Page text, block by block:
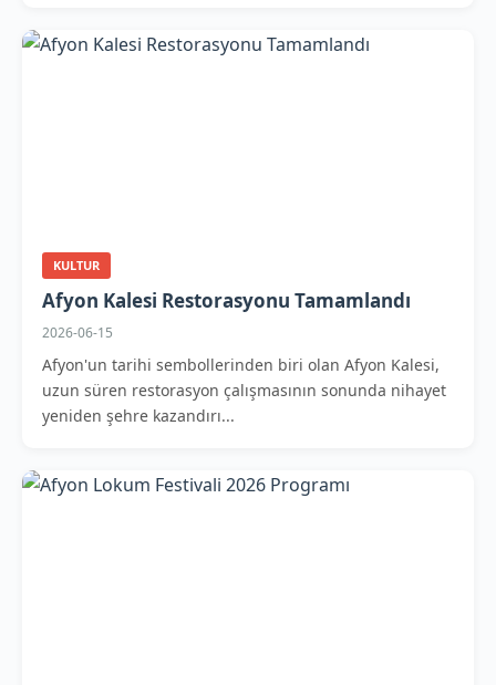
KULTUR
Afyon Kalesi Restorasyonu Tamamlandı
2026-06-15
Afyon'un tarihi sembollerinden biri olan Afyon Kalesi,
uzun süren restorasyon çalışmasının sonunda nihayet
yeniden şehre kazandırı...